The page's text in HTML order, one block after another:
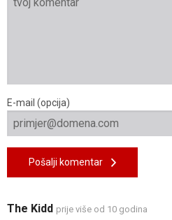
E-mail (opcija)
Pošalji komentar
The Kidd prije više od 10 godina